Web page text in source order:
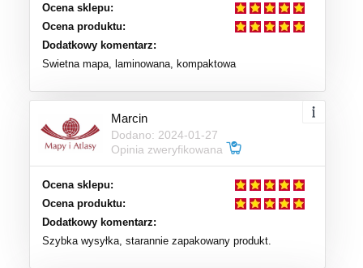
Ocena sklepu:
Ocena produktu:
Dodatkowy komentarz:
Swietna mapa, laminowana, kompaktowa
Marcin
Dodano: 2024-01-27
Opinia zweryfikowana
Ocena sklepu:
Ocena produktu:
Dodatkowy komentarz:
Szybka wysyłka, starannie zapakowany produkt.